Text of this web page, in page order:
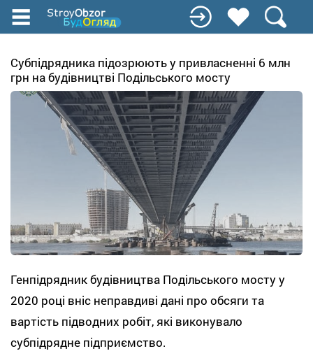
Перейти
содержанию
Субпідрядника підозрюють у привласненні 6 млн
грн на будівництві Подільського мосту
Генпідрядник будівництва Подільського мосту у
2020 році вніс неправдиві дані про обсяги та
вартість підводних робіт, які виконувало
субпідрядне підприємство.